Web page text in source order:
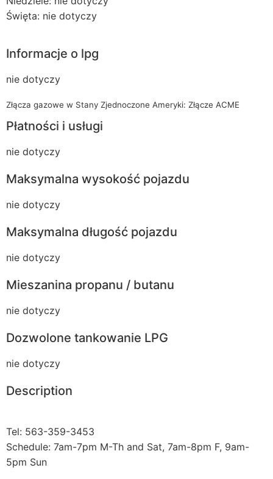
Święta: nie dotyczy
Informacje o lpg
nie dotyczy
Złącza gazowe w Stany Zjednoczone Ameryki: Złącze ACME
Płatności i usługi
nie dotyczy
Maksymalna wysokość pojazdu
nie dotyczy
Maksymalna długość pojazdu
nie dotyczy
Mieszanina propanu / butanu
nie dotyczy
Dozwolone tankowanie LPG
nie dotyczy
Description
Tel: 563-359-3453
Schedule: 7am-7pm M-Th and Sat, 7am-8pm F, 9am-
5pm Sun